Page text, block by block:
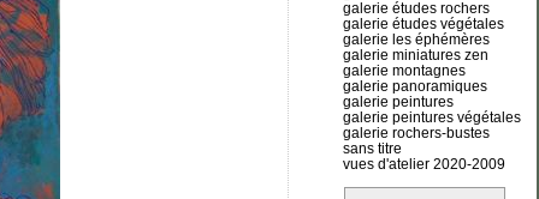
galerie études rochers
galerie études végétales
galerie les éphémères
galerie miniatures zen
galerie montagnes
galerie panoramiques
galerie peintures
galerie peintures végétales
galerie rochers-bustes
sans titre
vues d'atelier 2020-2009